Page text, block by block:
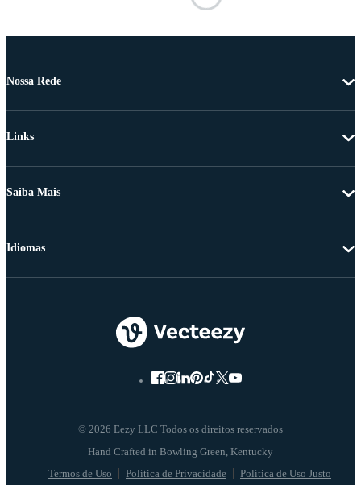
Nossa Rede
Links
Saiba Mais
© 2026 Eezy LLC Todos os direitos reservados
Termos de Uso Política de Privacidade Política de Uso Justo
Idiomas